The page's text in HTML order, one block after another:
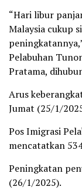
“Hari libur
Malaysia cukup
Pelabuhan
Pratama,
Arus
Jumat (25/1/
Pos Imigrasi
mencatatkan
Peningkatan
(26/1/2025).